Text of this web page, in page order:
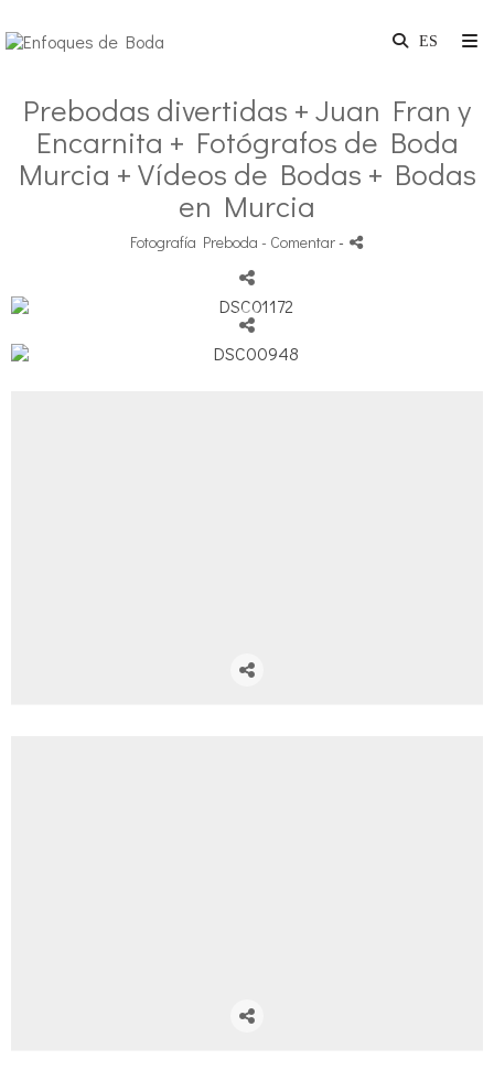
Prebodas divertidas + Juan Fran y
Encarnita + Fotógrafos de Boda
Murcia + Vídeos de Bodas + Bodas
en Murcia
Fotografía Preboda - Comentar-